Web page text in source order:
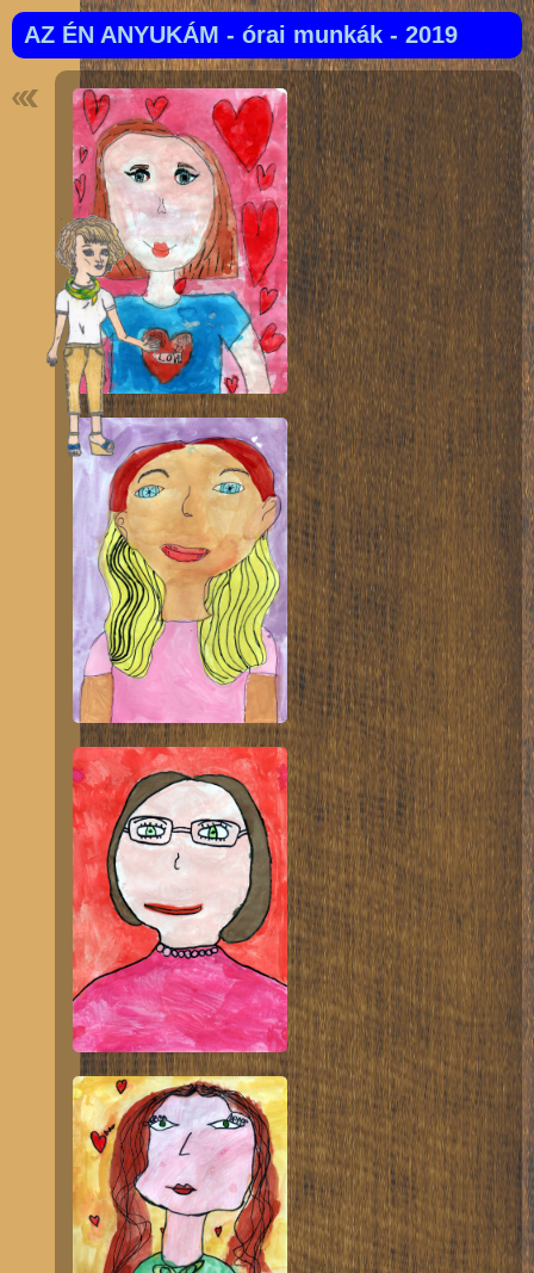
AZ ÉN ANYUKÁM - órai munkák - 2019